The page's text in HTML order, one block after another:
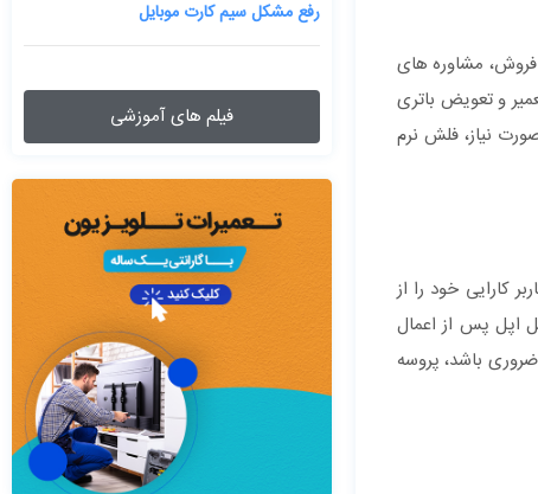
فروش، مشاوره های
و تعویض باتری
نیاز، فلش نرم
کارایی خود را از
اپل پس از اعمال
باشد، پروسه
رفع مشکل سیم کارت موبایل
فیلم های آموزشی